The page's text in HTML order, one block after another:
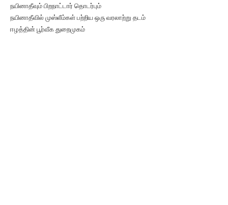
நயினாதீவும் பிறநாட்டார் தொடர்பும்
நயினாதீவில் முஸ்லீம்கள் பற்றிய ஒரு வரலாற்று தடம்
ஈழத்தின் பூர்வீக துறைமுகம்